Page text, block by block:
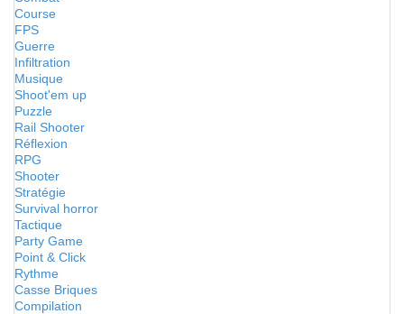
Course
FPS
Guerre
Infiltration
Musique
Shoot'em up
Puzzle
Rail Shooter
Réflexion
RPG
Shooter
Stratégie
Survival horror
Tactique
Party Game
Point & Click
Rythme
Casse Briques
Compilation